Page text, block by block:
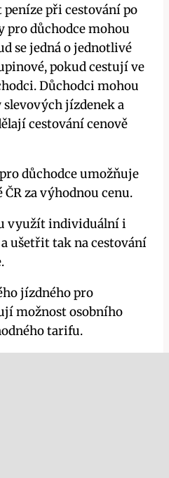
při cestování po
pro důchodce mohou
se jedná o jednotlivé
pokud cestují ve
Důchodci mohou
jízdenek a
cestování cenově
důchodce umožňuje
ČR za výhodnou cenu.
využít individuální i
ušetřit tak na cestování
jízdného pro
možnost osobního
tarifu.